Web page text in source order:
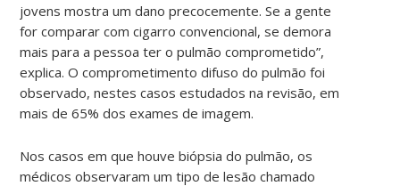
jovens mostra um dano precocemente. Se a gente
for comparar com cigarro convencional, se demora
mais para a pessoa ter o pulmão comprometido”,
explica. O comprometimento difuso do pulmão foi
observado, nestes casos estudados na revisão, em
mais de 65% dos exames de imagem.
Nos casos em que houve biópsia do pulmão, os
médicos observaram um tipo de lesão chamado